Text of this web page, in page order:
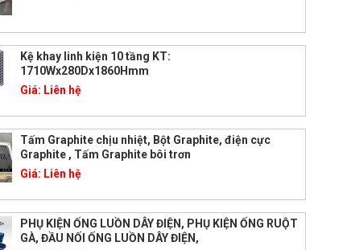
Kệ khay linh kiện 10 tầng KT:
1710Wx280Dx1860Hmm
Giá: Liên hệ
Tấm Graphite chịu nhiệt, Bột Graphite, điện cực
Graphite , Tấm Graphite bôi trơn
Giá: Liên hệ
PHỤ KIỆN ỐNG LUỒN DÂY ĐIỆN, PHỤ KIỆN ỐNG RUỘT
GÀ, ĐẦU NỐI ỐNG LUỒN DÂY ĐIỆN,